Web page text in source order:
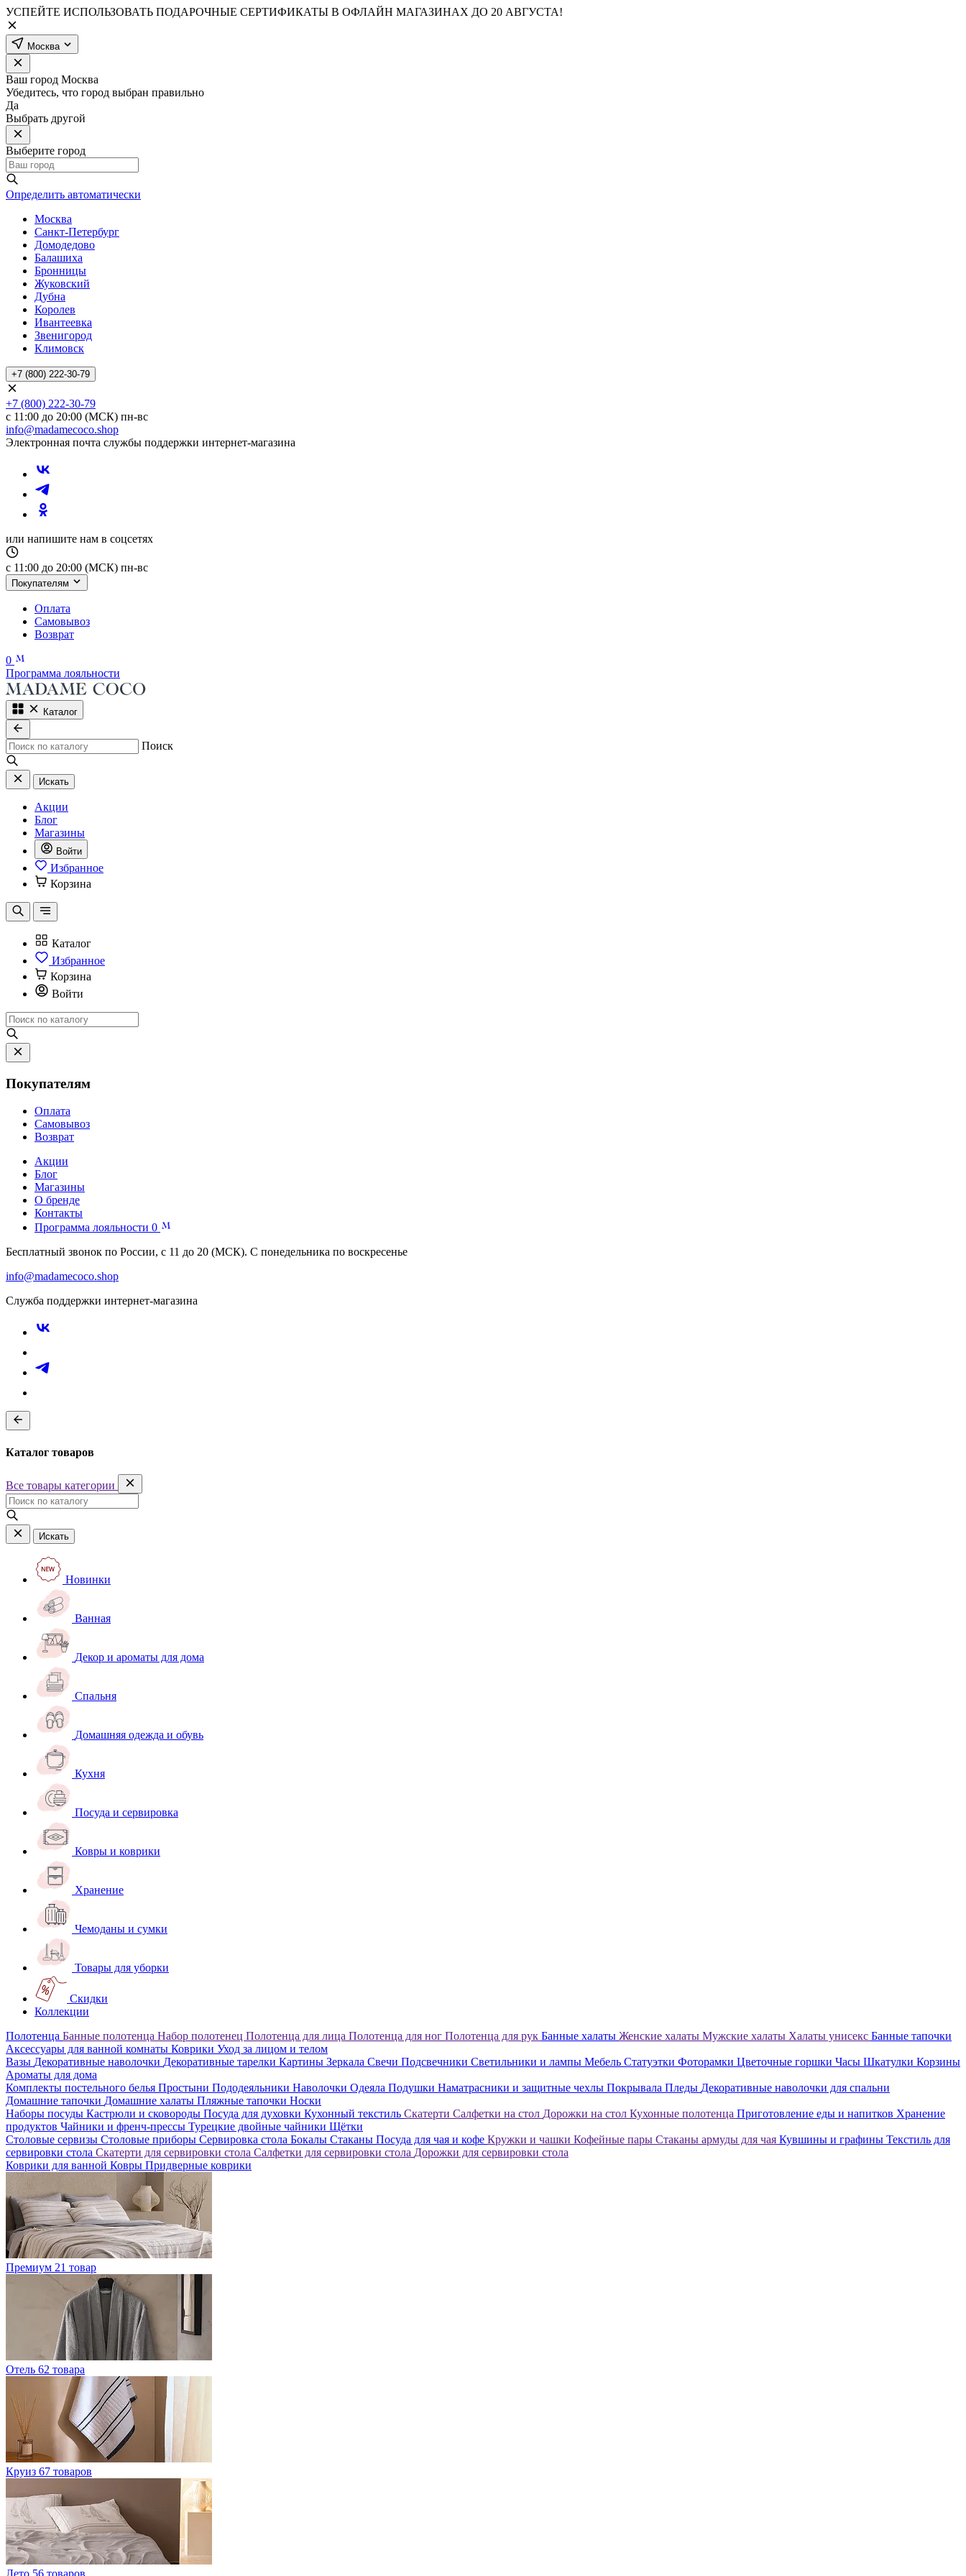
УСПЕЙТЕ ИСПОЛЬЗОВАТЬ ПОДАРОЧНЫЕ СЕРТИФИКАТЫ В ОФЛАЙН МАГАЗИНАХ ДО 20 АВГУСТА!
Москва
Ваш город Москва
Убедитесь, что город выбран правильно
Да
Выбрать другой
Выберите город
Определить автоматически
Москва
Санкт-Петербург
Домодедово
Балашиха
Бронницы
Жуковский
Дубна
Королев
Ивантеевка
Звенигород
Климовск
+7 (800) 222-30-79
+7 (800) 222-30-79
с 11:00 до 20:00 (МСК) пн-вс
info@madamecoco.shop
Электронная почта службы поддержки интернет-магазина
или напишите нам в соцсетях
с 11:00 до 20:00 (МСК) пн-вс
Покупателям
Оплата
Самовывоз
Возврат
0
Программа лояльности
Каталог
Поиск
Искать
Акции
Блог
Магазины
Войти
Избранное
Корзина
Каталог
Избранное
Корзина
Войти
Покупателям
Оплата
Самовывоз
Возврат
Акции
Блог
Магазины
О бренде
Контакты
Программа лояльности 0
Бесплатный звонок по России, с 11 до 20 (МСК). С понедельника по воскресенье
info@madamecoco.shop
Служба поддержки интернет-магазина
Каталог товаров
Все товары категории
Искать
Новинки
Ванная
Декор и ароматы для дома
Спальня
Домашняя одежда и обувь
Кухня
Посуда и сервировка
Ковры и коврики
Хранение
Чемоданы и сумки
Товары для уборки
Скидки
Коллекции
Полотенца Банные полотенца Набор полотенец Полотенца для лица Полотенца для ног Полотенца для рук Банные халаты Женские халаты Мужские халаты Халаты унисекс Банные тапочки
Аксессуары для ванной комнаты Коврики Уход за лицом и телом
Вазы Декоративные наволочки Декоративные тарелки Картины Зеркала Свечи Подсвечники Светильники и лампы Мебель Статуэтки Фоторамки Цветочные горшки Часы Шкатулки Корзины
Ароматы для дома
Комплекты постельного белья Простыни Пододеяльники Наволочки Одеяла Подушки Наматрасники и защитные чехлы Покрывала Пледы Декоративные наволочки для спальни
Домашние тапочки Домашние халаты Пляжные тапочки Носки
Наборы посуды Кастрюли и сковороды Посуда для духовки Кухонный текстиль Скатерти Салфетки на стол Дорожки на стол Кухонные полотенца Приготовление еды и напитков Хранение
продуктов Чайники и френч-прессы Турецкие двойные чайники Щётки
Столовые сервизы Столовые приборы Сервировка стола Бокалы Стаканы Посуда для чая и кофе Кружки и чашки Кофейные пары Стаканы армуды для чая Кувшины и графины Текстиль для
сервировки стола Скатерти для сервировки стола Салфетки для сервировки стола Дорожки для сервировки стола
Коврики для ванной Ковры Придверные коврики
Премиум 21 товар
Отель 62 товара
Круиз 67 товаров
Лето 56 товаров